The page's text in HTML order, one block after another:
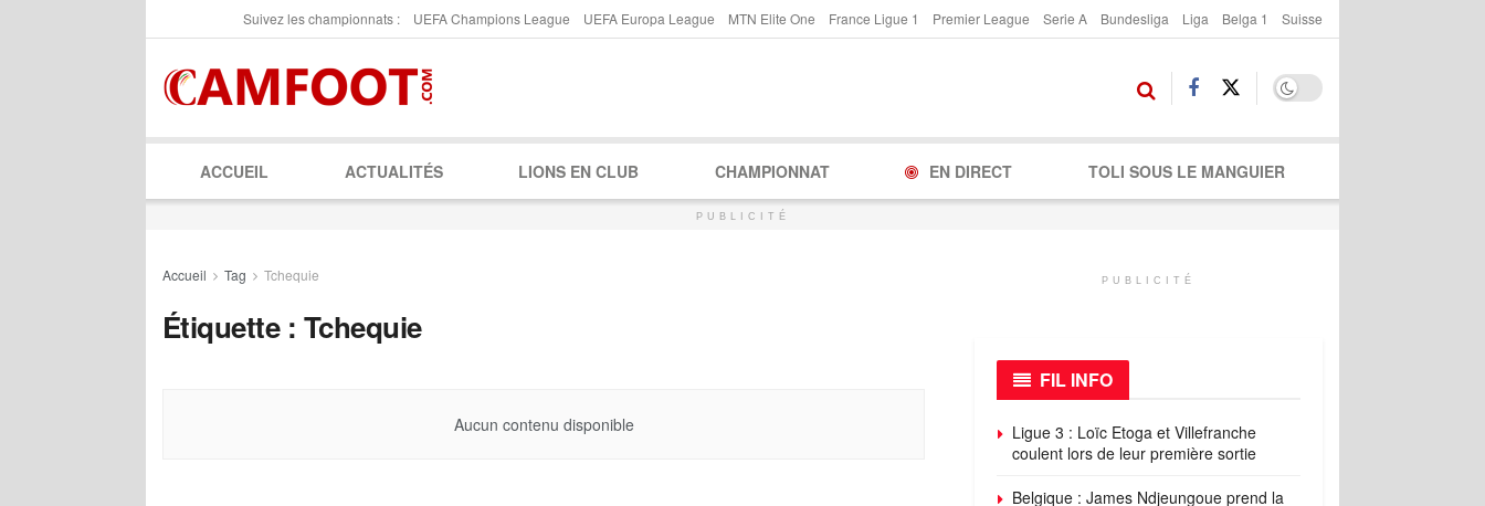
Suivez les championnats : UEFA Champions League UEFA Europa League MTN Elite One France Ligue 1 Premier League Serie A Bundesliga Liga Belga 1 Suisse
ACCUEIL ACTUALITÉS LIONS EN CLUB CHAMPIONNAT EN DIRECT TOLI SOUS LE MANGUIER
PUBLICITÉ
Accueil Tag Tchequie
Étiquette : Tchequie
Aucun contenu disponible
PUBLICITÉ
FIL INFO
Ligue 3 : Loïc Etoga et Villefranche
coulent lors de leur première sortie
Belgique : James Ndjeungoue prend la